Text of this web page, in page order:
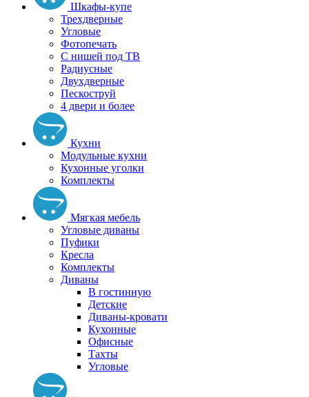
Шкафы-купе
Трехдверные
Угловые
Фотопечать
С нишей под ТВ
Радиусные
Двухдверные
Пескоструй
4 двери и более
Кухни
Модульные кухни
Кухонные уголки
Комплекты
Мягкая мебель
Угловые диваны
Пуфики
Кресла
Комплекты
Диваны
В гостинную
Детские
Диваны-кровати
Кухонные
Офисные
Тахты
Угловые